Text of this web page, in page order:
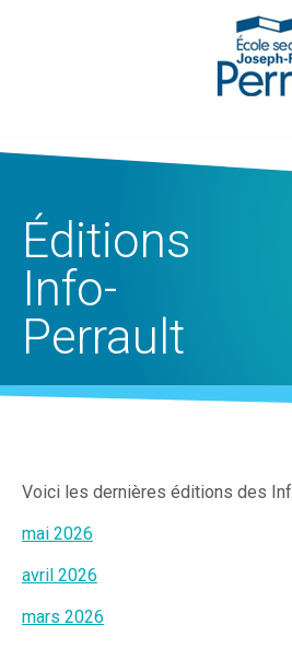
Éditions
Info-
Perrault
Voici les dernières éditions des
mai 2026
avril 2026
mars 2026